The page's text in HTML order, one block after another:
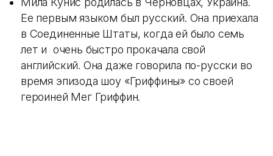
Ее первым языком был русский. Она приехала
в Соединенные Штаты, когда ей было семь
лет и очень быстро прокачала свой
английский. Она даже говорила по-русски во
время эпизода шоу «Гриффины» со своей
героиней Мег Гриффин.